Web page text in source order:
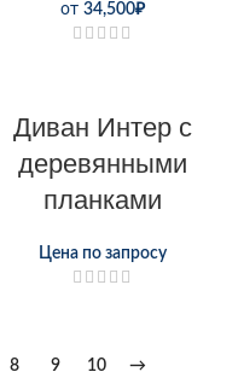
от 34,500₽
Диван Интер с
деревянными
планками
Цена по запросу
8 9 10 →